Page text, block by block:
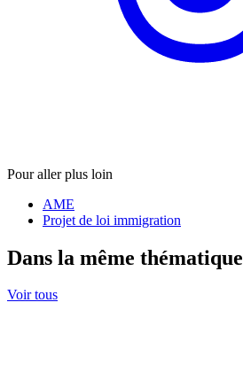
Pour aller plus loin
AME
Projet de loi immigration
Dans la même thématique
Voir tous